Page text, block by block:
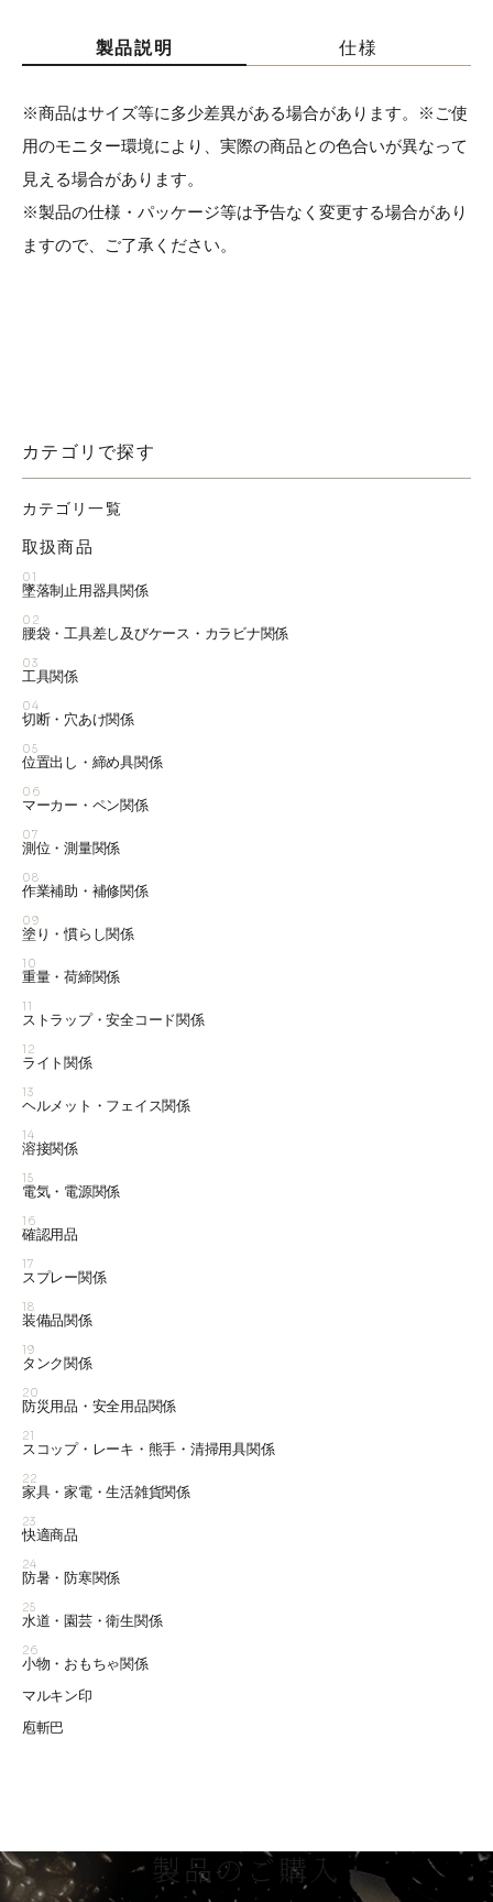
製品説明 仕様
※商品はサイズ等に多少差異がある場合があります。※ご使
用のモニター環境により、実際の商品との色合いが異なって
見える場合があります。
※製品の仕様・パッケージ等は予告なく変更する場合があり
ますので、ご了承ください。
カテゴリで探す
カテゴリ一覧
取扱商品
01
墜落制止用器具関係
02
腰袋・工具差し及びケース・カラビナ関係
03
工具関係
04
切断・穴あけ関係
05
位置出し・締め具関係
06
マーカー・ペン関係
07
測位・測量関係
08
作業補助・補修関係
09
塗り・慣らし関係
10
重量・荷締関係
11
ストラップ・安全コード関係
12
ライト関係
13
ヘルメット・フェイス関係
14
溶接関係
15
電気・電源関係
16
確認用品
17
スプレー関係
18
装備品関係
19
タンク関係
20
防災用品・安全用品関係
21
スコップ・レーキ・熊手・清掃用具関係
22
家具・家電・生活雑貨関係
23
快適商品
24
防暑・防寒関係
25
水道・園芸・衛生関係
26
小物・おもちゃ関係
マルキン印
庖斬巴
製品のご購入